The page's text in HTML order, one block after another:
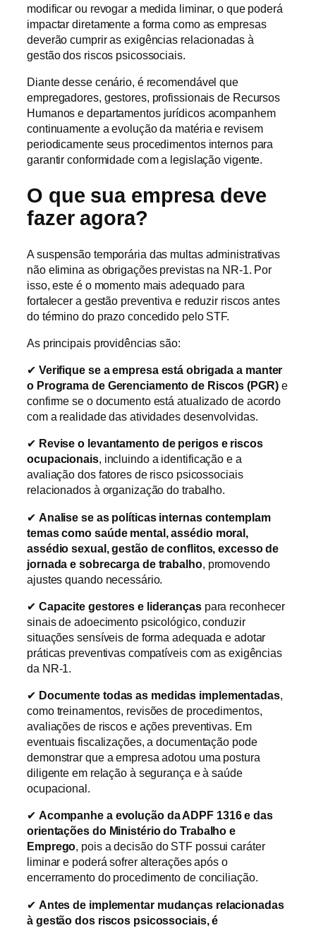
modificar ou revogar a medida liminar, o que poderá
impactar diretamente a forma como as empresas
deverão cumprir as exigências relacionadas à
gestão dos riscos psicossociais.
Diante desse cenário, é recomendável que
empregadores, gestores, profissionais de Recursos
Humanos e departamentos jurídicos acompanhem
continuamente a evolução da matéria e revisem
periodicamente seus procedimentos internos para
garantir conformidade com a legislação vigente.
O que sua empresa deve
fazer agora?
A suspensão temporária das multas administrativas
não elimina as obrigações previstas na NR-1. Por
isso, este é o momento mais adequado para
fortalecer a gestão preventiva e reduzir riscos antes
do término do prazo concedido pelo STF.
As principais providências são:
✔ Verifique se a empresa está obrigada a manter
o Programa de Gerenciamento de Riscos (PGR)e
confirme se o documento está atualizado de acordo
com a realidade das atividades desenvolvidas.
✔ Revise o levantamento de perigos e riscos
ocupacionais, incluindo a identificação e a
avaliação dos fatores de risco psicossociais
relacionados à organização do trabalho.
✔ Analise se as políticas internas contemplam
temas como saúde mental, assédio moral,
assédio sexual, gestão de conflitos, excesso de
jornada e sobrecarga de trabalho, promovendo
ajustes quando necessário.
✔ Capacite gestores e liderançaspara reconhecer
sinais de adoecimento psicológico, conduzir
situações sensíveis de forma adequada e adotar
práticas preventivas compatíveis com as exigências
da NR-1.
✔ Documente todas as medidas implementadas,
como treinamentos, revisões de procedimentos,
avaliações de riscos e ações preventivas. Em
eventuais fiscalizações, a documentação pode
demonstrar que a empresa adotou uma postura
diligente em relação à segurança e à saúde
ocupacional.
✔ Acompanhe a evolução da ADPF 1316 e das
orientações do Ministério do Trabalho e
Emprego, pois a decisão do STF possui caráter
liminar e poderá sofrer alterações após o
encerramento do procedimento de conciliação.
✔ Antes de implementar mudanças relacionadas
à gestão dos riscos psicossociais, é